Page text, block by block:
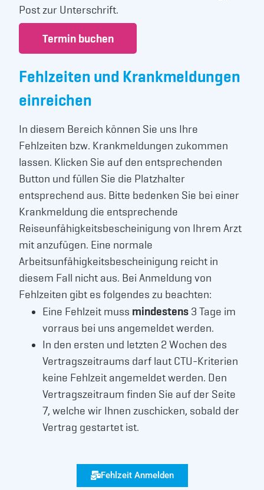
Post zur Unterschrift.
Termin buchen
Fehlzeiten und Krankmeldungen
einreichen
In diesem Bereich können Sie uns Ihre
Fehlzeiten bzw. Krankmeldungen zukommen
lassen. Klicken Sie auf den entsprechenden
Button und füllen Sie die Platzhalter
entsprechend aus. Bitte bedenken Sie bei einer
Krankmeldung die entsprechende
Reiseunfähigkeitsbescheinigung von Ihrem Arzt
mit anzufügen. Eine normale
Arbeitsunfähigkeitsbescheinigung reicht in
diesem Fall nicht aus. Bei Anmeldung von
Fehlzeiten gibt es folgendes zu beachten:
Eine Fehlzeit muss mindestens 3 Tage im
vorraus bei uns angemeldet werden.
In den ersten und letzten 2 Wochen des
Vertragszeitraums darf laut CTU-Kriterien
keine Fehlzeit angemeldet werden. Den
Vertragszeitraum finden Sie auf der Seite
7, welche wir Ihnen zuschicken, sobald der
Vertrag gestartet ist.
Fehlzeit Anmelden